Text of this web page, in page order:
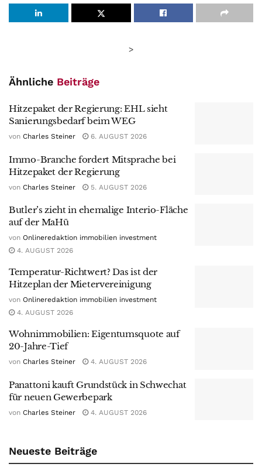
>
Ähnliche Beiträge
Hitzepaket der Regierung: EHL sieht
Sanierungsbedarf beim WEG
von Charles Steiner 6. AUGUST 2026
Immo-Branche fordert Mitsprache bei
Hitzepaket der Regierung
von Charles Steiner 5. AUGUST 2026
Butler’s zieht in ehemalige Interio-Fläche
auf der MaHü
von Onlineredaktion immobilien investment
4. AUGUST 2026
Temperatur-Richtwert? Das ist der
Hitzeplan der Mietervereinigung
von Onlineredaktion immobilien investment
4. AUGUST 2026
Wohnimmobilien: Eigentumsquote auf
20-Jahre-Tief
von Charles Steiner 4. AUGUST 2026
Panattoni kauft Grundstück in Schwechat
für neuen Gewerbepark
von Charles Steiner 4. AUGUST 2026
Neueste Beiträge